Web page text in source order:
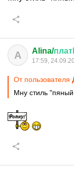
A Alina/
17:59,
От пользователя
Мну стиль